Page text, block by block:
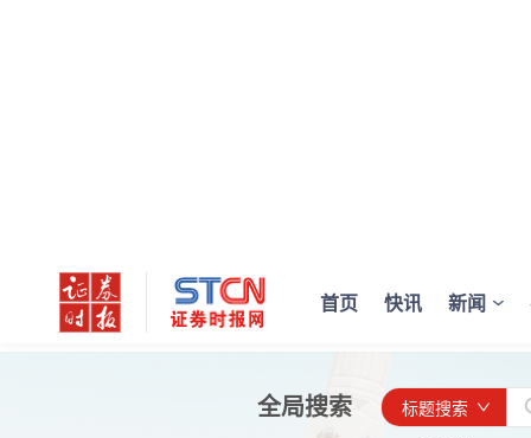
首页 快讯 新闻
全局搜索
标题搜索